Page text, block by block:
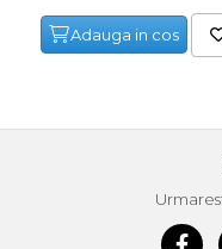
Adauga in cos